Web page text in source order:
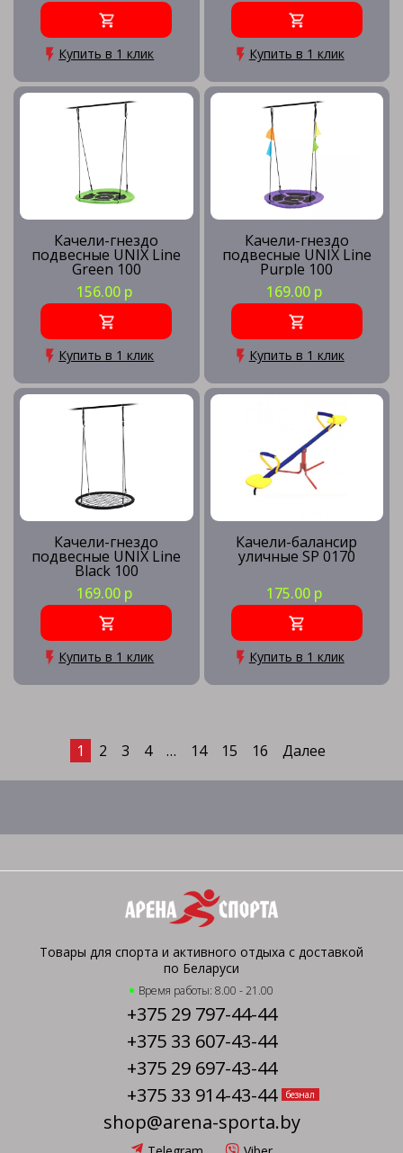
Купить в 1 клик Купить в 1 клик
Качели-гнездо
подвесные UNIX Line
Green 100
156.00 р
Купить в 1 клик
Качели-гнездо
подвесные UNIX Line
Purple 100
169.00 р
Купить в 1 клик
Качели-гнездо
подвесные UNIX Line
Black 100
169.00 р
Купить в 1 клик
Качели-балансир
уличные SP 0170
175.00 р
Купить в 1 клик
1 2 3 4 … 14 15 16 Далее
Товары для спорта и активного отдыха с доставкой
по Беларуси
Время работы: 8.00 - 21.00
+375 29 797-44-44
+375 33 607-43-44
+375 29 697-43-44
+375 33 914-43-44
безнал
shop@arena-sporta.by